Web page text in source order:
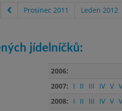
Prosinec 2011 Leden 2012
jídelníčků:
2006:
2007:
I II III IV V
2008:
I II III IV V